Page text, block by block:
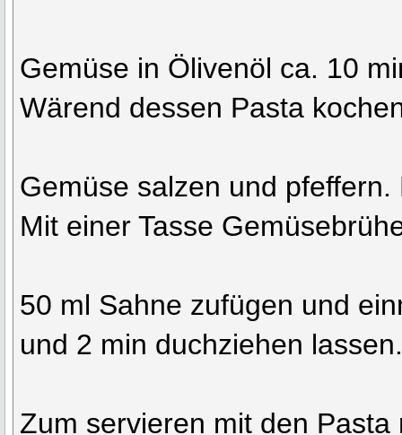
Gemüse in Ölivenöl ca. 10
Wärend dessen Pasta
Gemüse salzen und
Mit einer Tasse
50 ml Sahne zufügen und
und 2 min duchziehen
Zum servieren mit den Pasta